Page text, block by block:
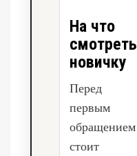
На что
смотреть
новичку
Перед
первым
обращением
стоит